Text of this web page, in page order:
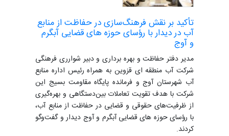
تأکید بر نقش فرهنگ‌سازی در حفاظت از منابع
آب در دیدار با رؤسای حوزه های قضایی آبگرم
و آوج
مدیر دفتر حفاظت و بهره برداری و دبیر شوارری فرهنگی
شرکت آب منطقه ای قزوین به همراه رئیس اداره منابع
آب شهرستان آوج و فرمانده پایگاه مقاومت بسیج این
شرکت با هدف تقویت تعاملات بین‌دستگاهی و بهره‌گیری
از ظرفیت‌های حقوقی و قضایی در حفاظت از منابع آب،
با رؤسای حوزه های قضایی آبگرم و آوج دیدار و گفت‌وگو
کردند.